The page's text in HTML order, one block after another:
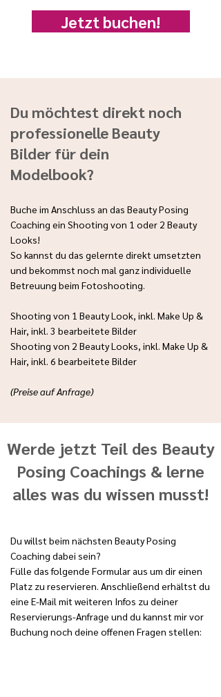
Jetzt buchen!
Du möchtest direkt noch
professionelle Beauty
Bilder für dein
Modelbook?
Buche im Anschluss an das Beauty Posing
Coaching ein Shooting von 1 oder 2 Beauty
Looks!
So kannst du das gelernte direkt umsetzten
und bekommst noch mal ganz individuelle
Betreuung beim Fotoshooting.
Shooting von 1 Beauty Look, inkl. Make Up &
Hair, inkl. 3 bearbeitete Bilder
Shooting von 2 Beauty Looks, inkl. Make Up &
Hair, inkl. 6 bearbeitete Bilder
(Preise auf Anfrage)
Werde jetzt Teil des Beauty
Posing Coachings & lerne
alles was du wissen musst!
Du willst beim nächsten Beauty Posing
Coaching dabei sein?
Fülle das folgende Formular aus um dir einen
Platz zu reservieren. Anschließend erhältst du
eine E-Mail mit weiteren Infos zu deiner
Reservierungs-Anfrage und du kannst mir vor
Buchung noch deine offenen Fragen stellen: